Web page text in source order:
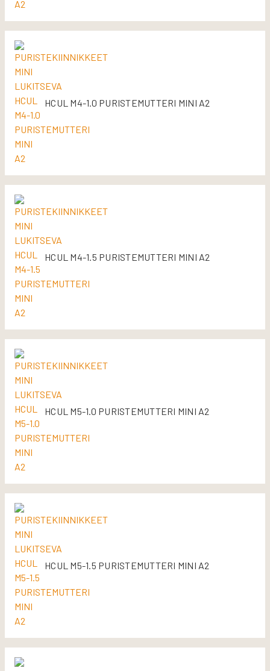
HCUL M4-1.0 PURISTEMUTTERI MINI A2
HCUL M4-1.5 PURISTEMUTTERI MINI A2
HCUL M5-1.0 PURISTEMUTTERI MINI A2
HCUL M5-1.5 PURISTEMUTTERI MINI A2